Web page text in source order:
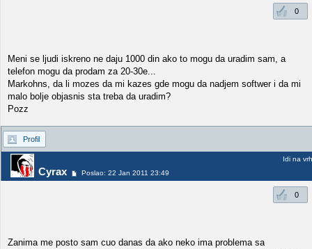
0
Meni se ljudi iskreno ne daju 1000 din ako to mogu da uradim sam, a
telefon mogu da prodam za 20-30e...
Markohns, da li mozes da mi kazes gde mogu da nadjem softwer i da mi
malo bolje objasnis sta treba da uradim?
Pozz
Profil
Cyrax Poslao: 22 Jan 2011 23:49
Idi na vrh
0
Zanima me posto sam cuo danas da ako neko ima problema sa